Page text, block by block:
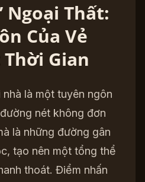
Ngoại Thất:
Của Vẻ
Gian
là một tuyên ngôn
nét không đơn
là những đường gân
tạo nên một tổng thể
thoát. Điểm nhấn